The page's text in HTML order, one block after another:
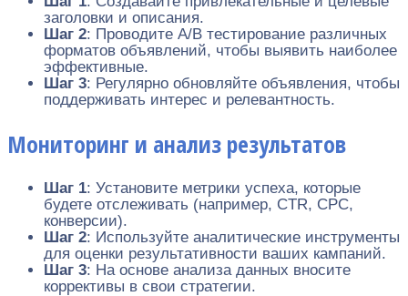
заголовки и описания.
Шаг 2: Проводите A/B тестирование различных
форматов объявлений, чтобы выявить наиболее
эффективные.
Шаг 3: Регулярно обновляйте объявления, чтобы
поддерживать интерес и релевантность.
Мониторинг и анализ результатов
Шаг 1: Установите метрики успеха, которые
будете отслеживать (например, CTR, CPC,
конверсии).
Шаг 2: Используйте аналитические инструменты
для оценки результативности ваших кампаний.
Шаг 3: На основе анализа данных вносите
коррективы в свои стратегии.